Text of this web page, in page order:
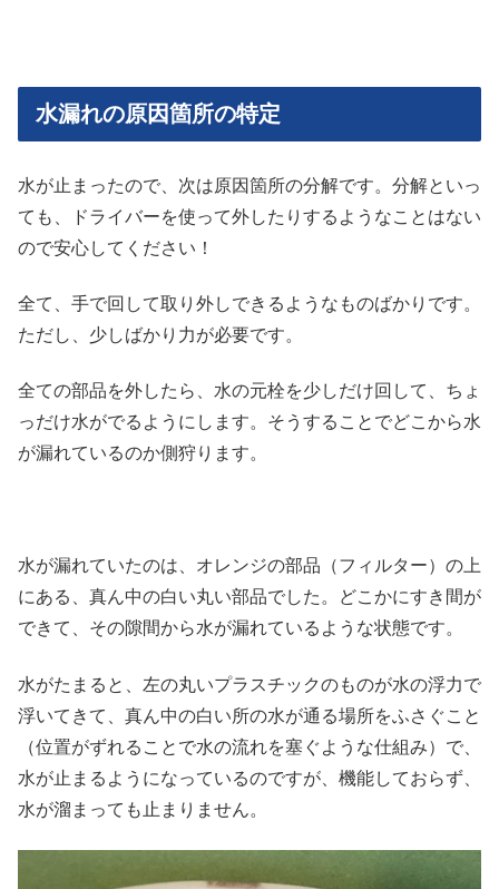
水漏れの原因箇所の特定
水が止まったので、次は原因箇所の分解です。分解といっ
ても、ドライバーを使って外したりするようなことはない
ので安心してください！
全て、手で回して取り外しできるようなものばかりです。
ただし、少しばかり力が必要です。
全ての部品を外したら、水の元栓を少しだけ回して、ちょ
っだけ水がでるようにします。そうすることでどこから水
が漏れているのか側狩ります。
水が漏れていたのは、オレンジの部品（フィルター）の上
にある、真ん中の白い丸い部品でした。どこかにすき間が
できて、その隙間から水が漏れているような状態です。
水がたまると、左の丸いプラスチックのものが水の浮力で
浮いてきて、真ん中の白い所の水が通る場所をふさぐこと
（位置がずれることで水の流れを塞ぐような仕組み）で、
水が止まるようになっているのですが、機能しておらず、
水が溜まっても止まりません。